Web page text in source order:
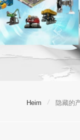
Heim / 隐藏的